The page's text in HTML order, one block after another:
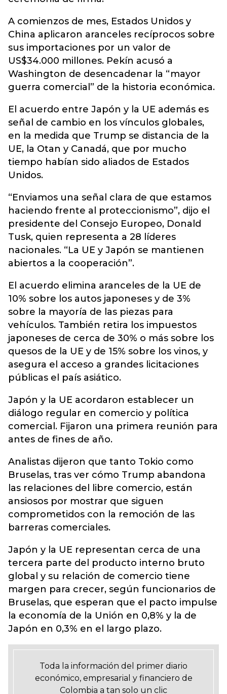
A comienzos de mes, Estados Unidos y
China aplicaron aranceles recíprocos sobre
sus importaciones por un valor de
US$34.000 millones. Pekín acusó a
Washington de desencadenar la “mayor
guerra comercial” de la historia económica.
El acuerdo entre Japón y la UE además es
señal de cambio en los vínculos globales,
en la medida que Trump se distancia de la
UE, la Otan y Canadá, que por mucho
tiempo habían sido aliados de Estados
Unidos.
“Enviamos una señal clara de que estamos
haciendo frente al proteccionismo”, dijo el
presidente del Consejo Europeo, Donald
Tusk, quien representa a 28 líderes
nacionales. “La UE y Japón se mantienen
abiertos a la cooperación”.
El acuerdo elimina aranceles de la UE de
10% sobre los autos japoneses y de 3%
sobre la mayoría de las piezas para
vehículos. También retira los impuestos
japoneses de cerca de 30% o más sobre los
quesos de la UE y de 15% sobre los vinos, y
asegura el acceso a grandes licitaciones
públicas el país asiático.
Japón y la UE acordaron establecer un
diálogo regular en comercio y política
comercial. Fijaron una primera reunión para
antes de fines de año.
Analistas dijeron que tanto Tokio como
Bruselas, tras ver cómo Trump abandona
las relaciones del libre comercio, están
ansiosos por mostrar que siguen
comprometidos con la remoción de las
barreras comerciales.
Japón y la UE representan cerca de una
tercera parte del producto interno bruto
global y su relación de comercio tiene
margen para crecer, según funcionarios de
Bruselas, que esperan que el pacto impulse
la economía de la Unión en 0,8% y la de
Japón en 0,3% en el largo plazo.
Toda la información del primer diario
económico, empresarial y financiero de
Colombia a tan solo un clic